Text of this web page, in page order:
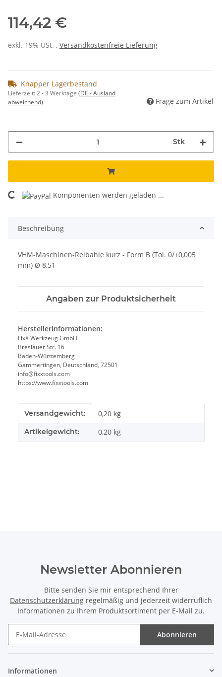
114,42 €
exkl. 19% USt. , Versandkostenfreie Lieferung
Knapper Lagerbestand
Lieferzeit:2 - 3 Werktage (DE - Ausland
abweichend)
Frage zum Artikel
Stk
Loading... Komponenten werden geladen ...
Beschreibung
VHM-Maschinen-Reibahle kurz - Form B (Tol. 0/+0,005
mm) Ø 8,51
Angaben zur Produktsicherheit
Herstellerinformationen:
FixX Werkzeug GmbH
Breslauer Str. 16
Baden-Württemberg
Gammertingen, Deutschland, 72501
info@fixxtools.com
https://www.fixxtools.com
Produkteigenschaft
Wert
Versandgewicht: 0,20 kg
Artikelgewicht: 0,20 kg
Newsletter Abonnieren
Bitte senden Sie mir entsprechend Ihrer
Datenschutzerklärung regelmäßig und jederzeit widerruflich
Informationen zu Ihrem Produktsortiment per E-Mail zu.
Abonnieren
Informationen